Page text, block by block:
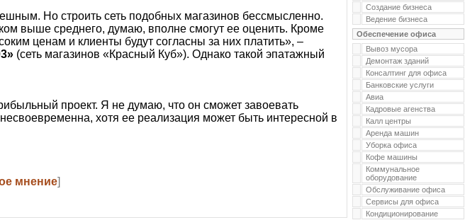
Но строить сеть подобных магазинов бессмысленно.
выше среднего, думаю, вполне смогут ее оценить. Кроме
ценам и клиенты будут согласны за них платить», –
(сеть магазинов «Красный Куб»). Однако такой эпатажный
проект. Я не думаю, что он сможет завоевать
хотя ее реализация может быть интересной в
мнение]
Создание бизнеса
Ведение бизнеса
Обеспечение офиса
Вывоз мусора
Демонтаж зданий
Консалтинг для офиса
Банковские услуги
Авиа
Кадровые агенства
Калл центры
Аренда машин
Уборка офиса
Кофе машины
Коммунальное
оборудование
Обслуживание офиса
Сервисы для офиса
Кондиционирование